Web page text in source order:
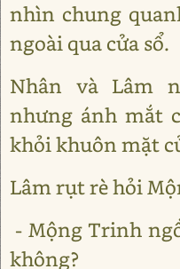
nhìn chung
ngoài qua cửa sổ.
Nhân và Lâm
nhưng ánh mắt
khỏi khuôn mặt
Lâm rụt rè hỏi
- Mộng Trinh
không?